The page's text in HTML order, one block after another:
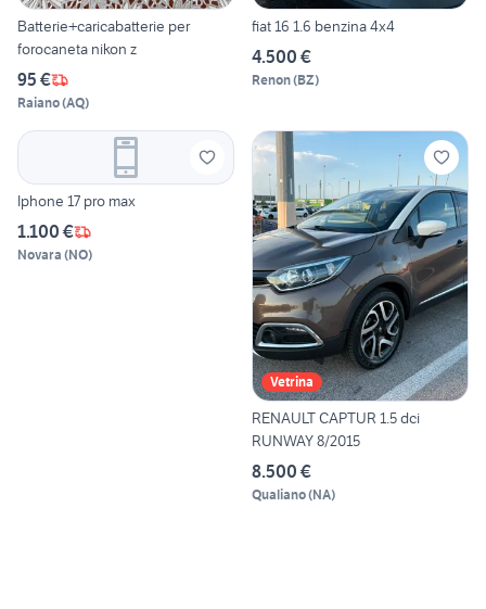
Batterie+caricabatterie per
forocaneta nikon z
95 €
Raiano(AQ)
fiat 16 1.6 benzina 4x4
4.500 €
Renon(BZ)
Iphone 17 pro max
1.100 €
Novara (NO)
Vetrina
RENAULT CAPTUR 1.5 dci
RUNWAY 8/2015
8.500 €
Qualiano(NA)